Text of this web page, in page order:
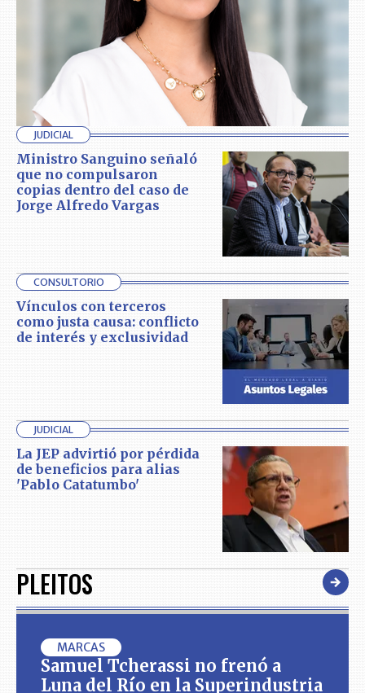
JUDICIAL
Ministro Sanguino señaló
que no compulsaron
copias dentro del caso de
Jorge Alfredo Vargas
CONSULTORIO
Vínculos con terceros
como justa causa: conflicto
de interés y exclusividad
JUDICIAL
La JEP advirtió por pérdida
de beneficios para alias
'Pablo Catatumbo'
PLEITOS
MARCAS
Samuel Tcherassi no frenó a
Luna del Río en la Superindustria